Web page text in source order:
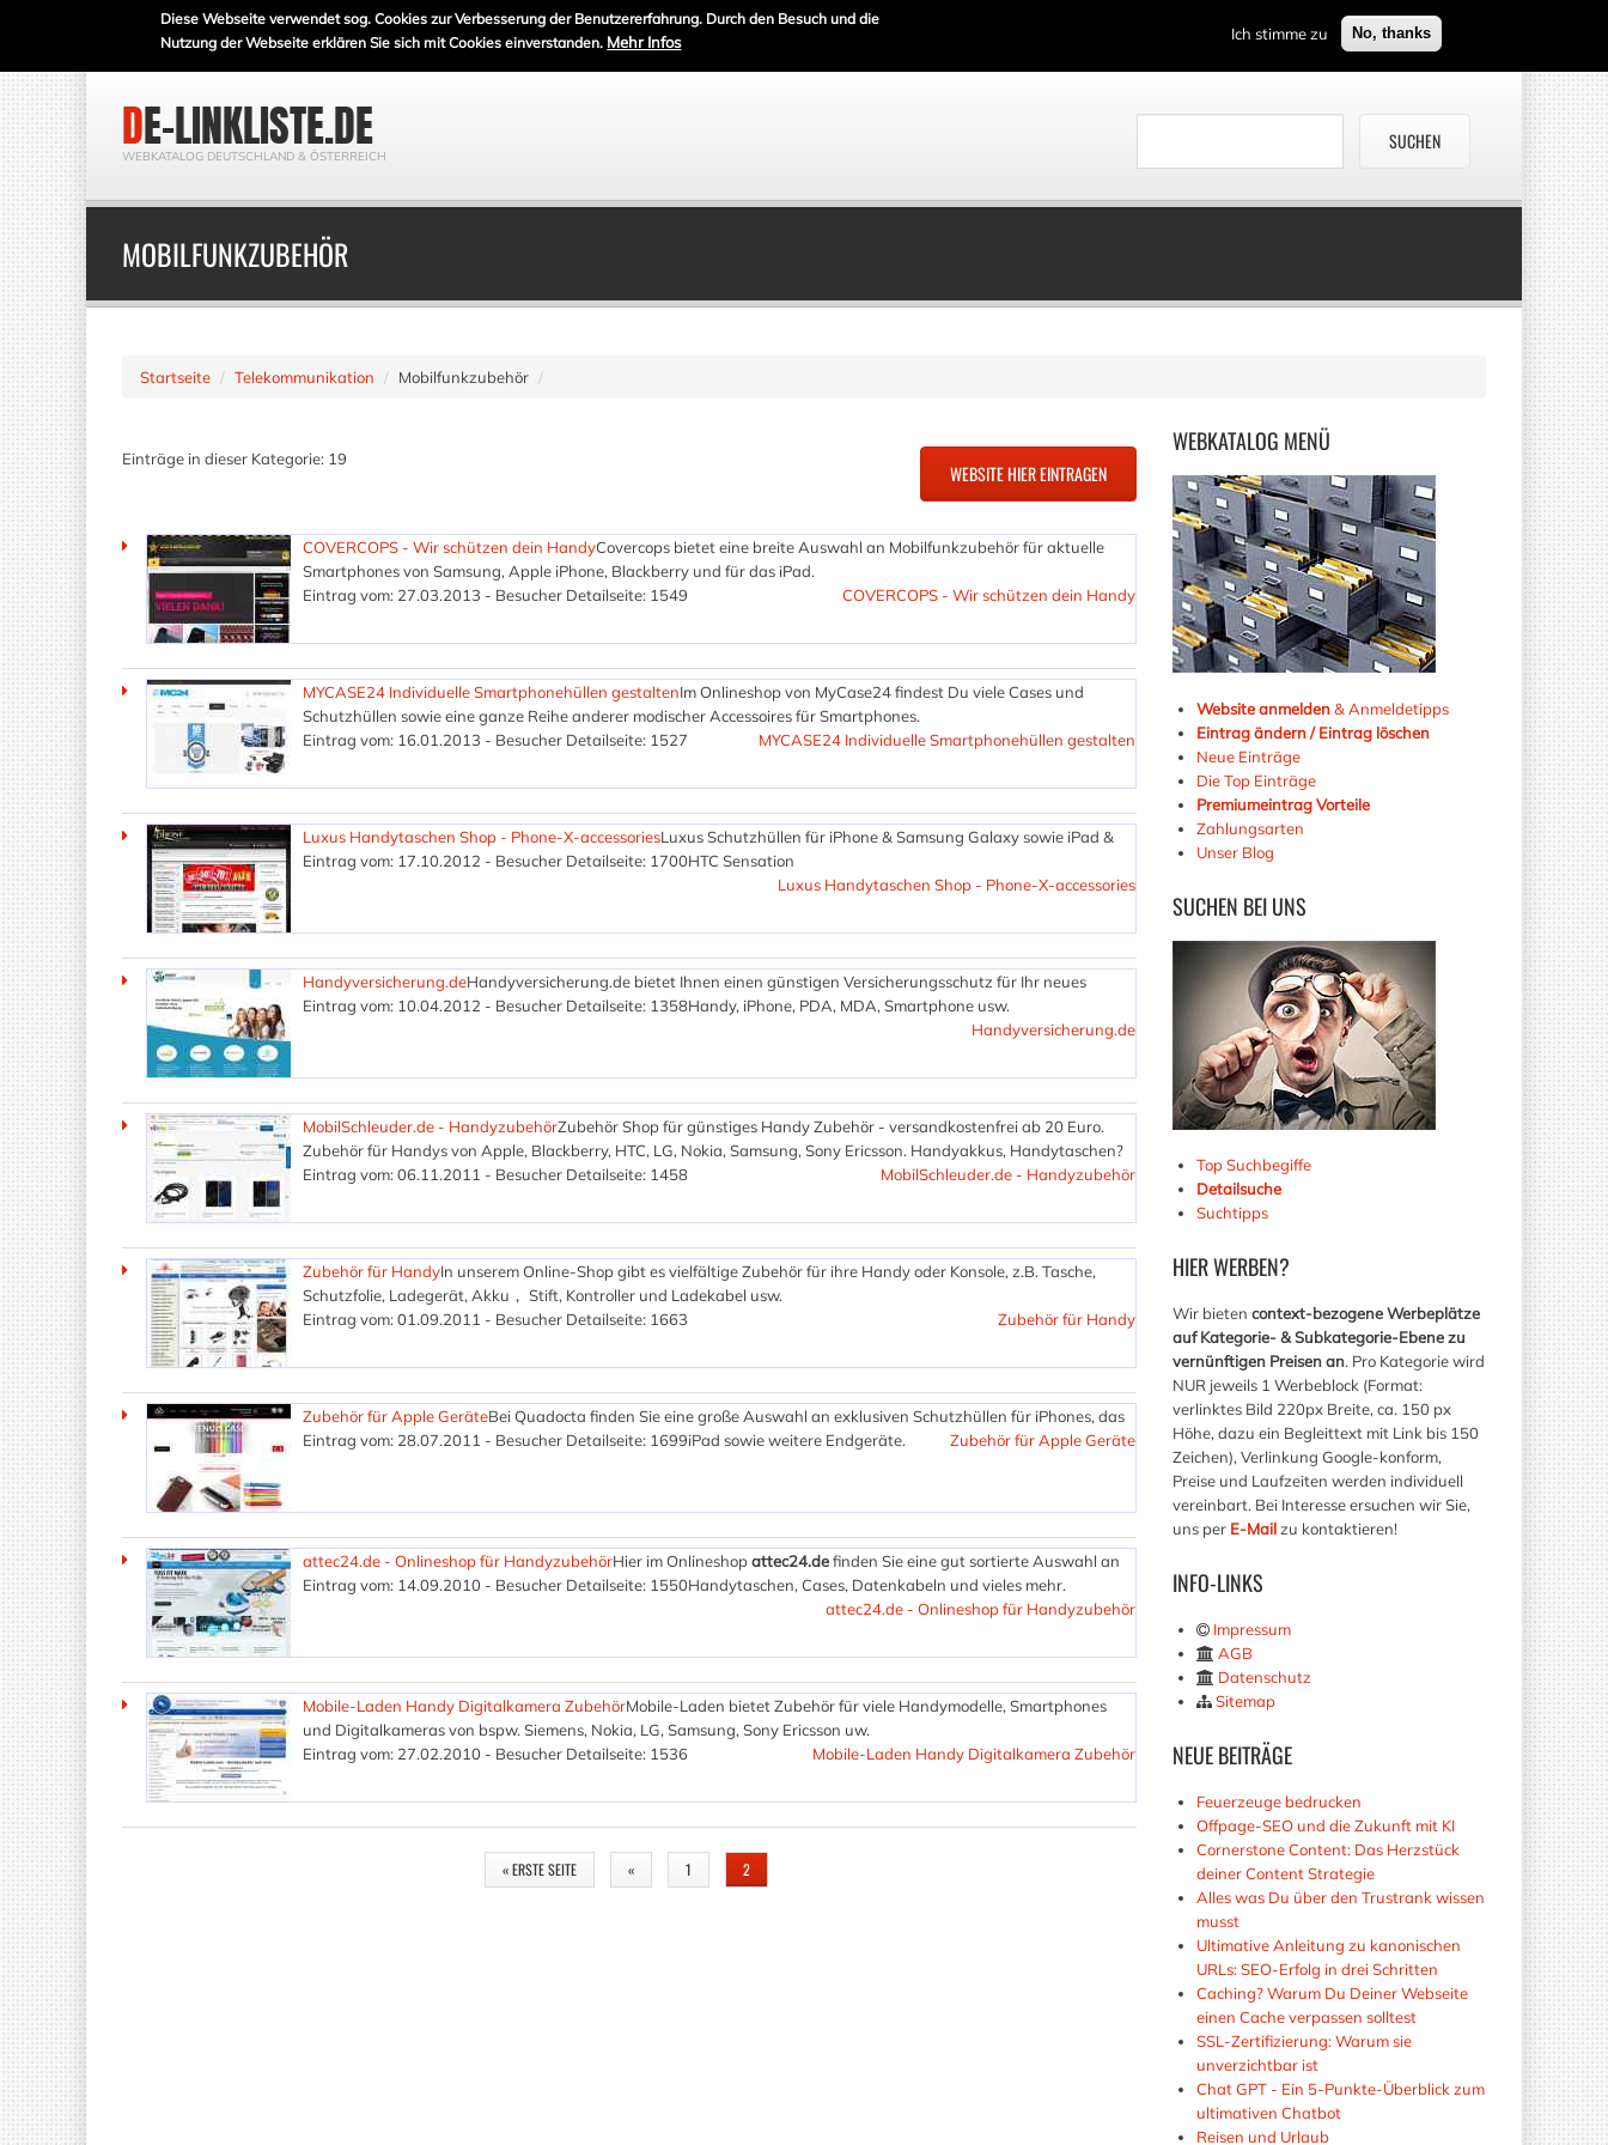
Diese Webseite verwendet sog. Cookies zur Verbesserung der Benutzererfahrung. Durch den Besuch und die
Nutzung der Webseite erklären Sie sich mit Cookies einverstanden. Mehr Infos Ich stimme zu No, thanks
DE-LINKLISTE.DE
WEBKATALOG DEUTSCHLAND & ÖSTERREICH
MOBILFUNKZUBEHÖR
Startseite Telekommunikation Mobilfunkzubehör
WEBKATALOG MENÜ
Website anmelden& Anmeldetipps
Eintrag ändern / Eintrag löschen
Neue Einträge
Die Top Einträge
Premiumeintrag Vorteile
Zahlungsarten
Unser Blog
SUCHEN BEI UNS
Top Suchbegiffe
Detailsuche
Suchtipps
HIERWERBEN?
Wir bieten context-bezogene Werbeplätze
auf Kategorie- & Subkategorie-Ebene zu
vernünftigen Preisen an. Pro Kategorie wird
NUR jeweils 1 Werbeblock (Format:
verlinktes Bild 220px Breite, ca. 150 px
Höhe, dazu ein Begleittext mit Link bis 150
Zeichen), Verlinkung Google-konform,
Preise und Laufzeiten werden individuell
vereinbart. Bei Interesse ersuchen wir Sie,
uns per E-Mailzu kontaktieren!
INFO-LINKS
Impressum
AGB
Datenschutz
Sitemap
NEUEBEITRÄGE
Feuerzeuge bedrucken
Offpage-SEO und die Zukunft mit KI
Cornerstone Content: Das Herzstück
deiner Content Strategie
Alles was Du über den Trustrank wissen
musst
Ultimative Anleitung zu kanonischen
URLs: SEO-Erfolg in drei Schritten
Caching? Warum Du Deiner Webseite
einen Cache verpassen solltest
SSL-Zertifizierung: Warum sie
unverzichtbar ist
Chat GPT - Ein 5-Punkte-Überblick zum
ultimativen Chatbot
Reisen und Urlaub
Einträge in dieser Kategorie: 19
COVERCOPS - Wir schützen dein HandyCovercops bietet eine breite Auswahl an Mobilfunkzubehör für aktuelle
Smartphones von Samsung, Apple iPhone, Blackberry und für das iPad.
Eintrag vom: 27.03.2013 - Besucher Detailseite: 1549
COVERCOPS - Wir schützen dein Handy
MYCASE24 Individuelle Smartphonehüllen gestaltenIm Onlineshop von MyCase24 findest Du viele Cases und
Schutzhüllen sowie eine ganze Reihe anderer modischer Accessoires für Smartphones.
Eintrag vom: 16.01.2013 - Besucher Detailseite: 1527
MYCASE24 Individuelle Smartphonehüllen gestalten
Luxus Handytaschen Shop - Phone-X-accessoriesLuxus Schutzhüllen für iPhone & Samsung Galaxy sowie iPad &
HTC Sensation
Eintrag vom: 17.10.2012 - Besucher Detailseite: 1700
Luxus Handytaschen Shop - Phone-X-accessories
Handyversicherung.deHandyversicherung.de bietet Ihnen einen günstigen Versicherungsschutz für Ihr neues
Handy, iPhone, PDA, MDA, Smartphone usw.
Eintrag vom: 10.04.2012 - Besucher Detailseite: 1358
Handyversicherung.de
MobilSchleuder.de - HandyzubehörZubehör Shop für günstiges Handy Zubehör - versandkostenfrei ab 20 Euro.
Zubehör für Handys von Apple, Blackberry, HTC, LG, Nokia, Samsung, Sony Ericsson. Handyakkus, Handytaschen?
Eintrag vom: 06.11.2011 - Besucher Detailseite: 1458
MobilSchleuder.de - Handyzubehör
Zubehör für HandyIn unserem Online-Shop gibt es vielfältige Zubehör für ihre Handy oder Konsole, z.B. Tasche,
Schutzfolie, Ladegerät, Akku， Stift, Kontroller und Ladekabel usw.
Eintrag vom: 01.09.2011 - Besucher Detailseite: 1663
Zubehör für Handy
Zubehör für Apple GeräteBei Quadocta finden Sie eine große Auswahl an exklusiven Schutzhüllen für iPhones, das
iPad sowie weitere Endgeräte.
Eintrag vom: 28.07.2011 - Besucher Detailseite: 1699 Zubehör für Apple Geräte
attec24.de - Onlineshop für HandyzubehörHier im Onlineshopattec24.definden Sie eine gut sortierte Auswahl an
Handytaschen, Cases, Datenkabeln und vieles mehr.
Eintrag vom: 14.09.2010 - Besucher Detailseite: 1550
attec24.de - Onlineshop für Handyzubehör
Mobile-Laden Handy Digitalkamera ZubehörMobile-Laden bietet Zubehör für viele Handymodelle, Smartphones
und Digitalkameras von bspw. Siemens, Nokia, LG, Samsung, Sony Ericsson uw.
Eintrag vom: 27.02.2010 - Besucher Detailseite: 1536
Mobile-Laden Handy Digitalkamera Zubehör
« ERSTE SEITE « 1 2